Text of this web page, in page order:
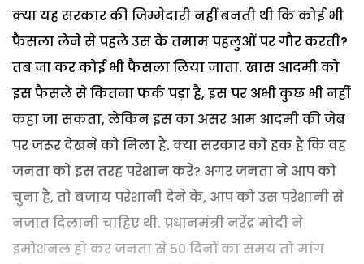
क्या यह सरकार की जिम्मेदारी नहीं बनती थी कि कोई भी
फैसला लेने से पहले उस के तमाम पहलुओं पर गौर करती?
तब जा कर कोई भी फैसला लिया जाता. खास आदमी को
इस फैसले से कितना फर्क पड़ा है, इस पर अभी कुछ भी नहीं
कहा जा सकता, लेकिन इस का असर आम आदमी की जेब
पर जरूर देखने को मिला है. क्या सरकार को हक है कि वह
जनता को इस तरह परेशान करे? अगर जनता ने आप को
चुना है, तो बजाय परेशानी देने के, आप को उस परेशानी से
नजात दिलानी चाहिए थी. प्रधानमंत्री नरेंद्र मोदी ने
इमोशनल हो कर जनता से 50 दिनों का समय तो मांग